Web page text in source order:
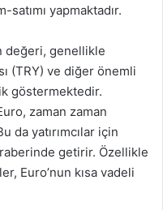
satımı yapmaktadır.
değeri, genellikle
(TRY) ve diğer önemli
göstermektedir.
zaman zaman
da yatırımcılar için
getirir. Özellikle
Euro’nun kısa vadeli